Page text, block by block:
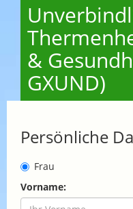
&
GXUND)
Persönliche
Frau
Vorname: